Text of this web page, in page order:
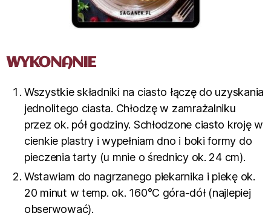
WYKONANIE
Wszystkie składniki na ciasto łączę do uzyskania
jednolitego ciasta. Chłodzę w zamrażalniku
przez ok. pół godziny. Schłodzone ciasto kroję w
cienkie plastry i wypełniam dno i boki formy do
pieczenia tarty (u mnie o średnicy ok. 24 cm).
Wstawiam do nagrzanego piekarnika i piekę ok.
20 minut w temp. ok. 160°C góra-dół (najlepiej
obserwować).